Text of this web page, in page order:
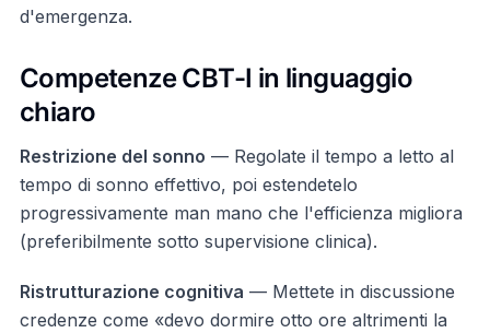
d'emergenza.
Competenze CBT-I in linguaggio
chiaro
Restrizione del sonno — Regolate il tempo a letto al
tempo di sonno effettivo, poi estendetelo
progressivamente man mano che l'efficienza migliora
(preferibilmente sotto supervisione clinica).
Ristrutturazione cognitiva — Mettete in discussione
credenze come «devo dormire otto ore altrimenti la